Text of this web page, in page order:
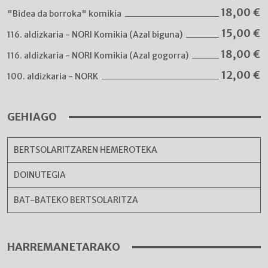
"Bidea da borroka" komikia 18,00 €
116. aldizkaria - NORI Komikia (Azal biguna) 15,00 €
116. aldizkaria - NORI Komikia (Azal gogorra) 18,00 €
100. aldizkaria - NORK 12,00 €
GEHIAGO
BERTSOLARITZAREN HEMEROTEKA
DOINUTEGIA
BAT-BATEKO BERTSOLARITZA
HARREMANETARAKO